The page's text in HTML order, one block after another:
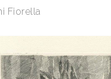
nazionale di incisioni
a Sassari.
Fiorella